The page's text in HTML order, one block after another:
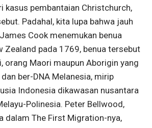
kasus pembantaian Christchurch,
Padahal, kita lupa bahwa jauh
Cook menemukan benua
Zealand pada 1769, benua tersebut
orang Maori maupun Aborigin yang
ber-DNA Melanesia, mirip
Indonesia dikawasan nusantara
Polinesia. Peter Bellwood,
dalam The First Migration-nya,